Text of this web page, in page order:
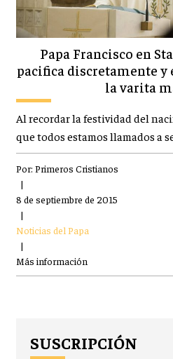
Papa Francisco en
pacifica discretamente y
la varita
Al recordar la festividad del
que todos estamos llamados a
Por: Primeros Cristianos
|
8 de septiembre de 2015
|
Noticias del Papa
|
Más información
SUSCRIPCIÓN